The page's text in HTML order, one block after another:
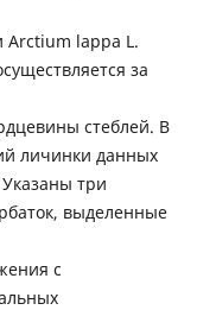
Arctium lappa L.
за
стеблей. В
личинки данных
три
выделенные
с